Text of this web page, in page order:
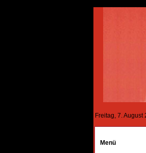
Freitag, 7. August
Menü